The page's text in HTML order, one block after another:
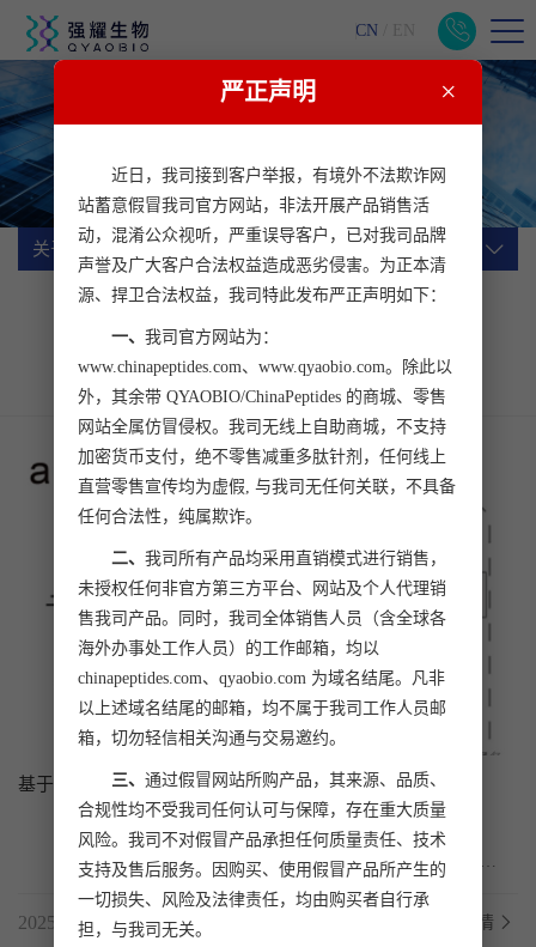
CN EN
关于我们
一站式生物医药科研服务平台
关于我们
公司简介 企业文化
公司动态
行业动态
加入我们
联系我们
基于纳米孔的高分辨率蛋白质翻译后修饰检测技术
	来自中国科学院化学研究所的研究团队，在《Angewandte
Chemie International Edition》上发表了一篇题为“Na...
2025.02.17 了解详情
严正声明 ×
近日，我司接到客户举报，有境外不法欺诈网
站蓄意假冒我司官方网站，非法开展产品销售活
动，混淆公众视听，严重误导客户，已对我司品牌
声誉及广大客户合法权益造成恶劣侵害。为正本清
源、捍卫合法权益，我司特此发布严正声明如下：
一、 我司官方网站为：
www.chinapeptides.com、www.qyaobio.com。除此以
外，其余带 QYAOBIO/ChinaPeptides 的商城、零售
网站全属仿冒侵权。我司无线上自助商城，不支持
加密货币支付，绝不零售减重多肽针剂，任何线上
直营零售宣传均为虚假, 与我司无任何关联，不具备
任何合法性，纯属欺诈。
二、 我司所有产品均采用直销模式进行销售，
未授权任何非官方第三方平台、网站及个人代理销
售我司产品。同时，我司全体销售人员（含全球各
海外办事处工作人员）的工作邮箱，均以
chinapeptides.com、qyaobio.com 为域名结尾。凡非
以上述域名结尾的邮箱，均不属于我司工作人员邮
箱，切勿轻信相关沟通与交易邀约。
三、 通过假冒网站所购产品，其来源、品质、
合规性均不受我司任何认可与保障，存在重大质量
风险。我司不对假冒产品承担任何质量责任、技术
支持及售后服务。因购买、使用假冒产品所产生的
一切损失、风险及法律责任，均由购买者自行承
担，与我司无关。